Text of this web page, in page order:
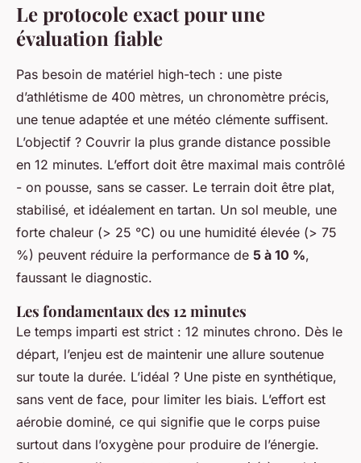
Le protocole exact pour une
évaluation fiable
Pas besoin de matériel high-tech : une piste
d’athlétisme de 400 mètres, un chronomètre précis,
une tenue adaptée et une météo clémente suffisent.
L’objectif ? Couvrir la plus grande distance possible
en 12 minutes. L’effort doit être maximal mais contrôlé
- on pousse, sans se casser. Le terrain doit être plat,
stabilisé, et idéalement en tartan. Un sol meuble, une
forte chaleur (> 25 °C) ou une humidité élevée (> 75
%) peuvent réduire la performance de 5 à 10 %,
faussant le diagnostic.
Les fondamentaux des 12 minutes
Le temps imparti est strict : 12 minutes chrono. Dès le
départ, l’enjeu est de maintenir une allure soutenue
sur toute la durée. L’idéal ? Une piste en synthétique,
sans vent de face, pour limiter les biais. L’effort est
aérobie dominé, ce qui signifie que le corps puise
surtout dans l’oxygène pour produire de l’énergie.